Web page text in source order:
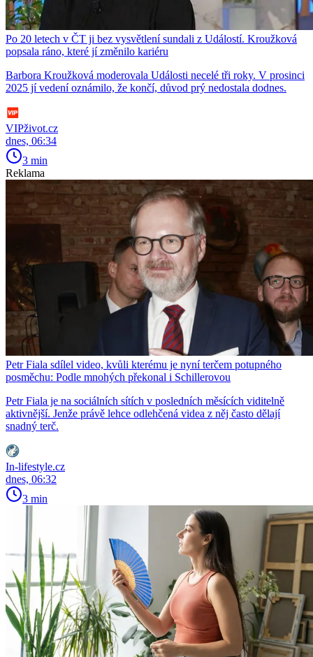
Po 20 letech v ČT ji bez vysvětlení sundali z Událostí. Kroužková
popsala ráno, které jí změnilo kariéru
Barbora Kroužková moderovala Události necelé tři roky. V prosinci
2025 jí vedení oznámilo, že končí, důvod prý nedostala dodnes.
VIPživot.cz
dnes, 06:34
3 min
Reklama
Petr Fiala sdílel video, kvůli kterému je nyní terčem potupného
posměchu: Podle mnohých překonal i Schillerovou
Petr Fiala je na sociálních sítích v posledních měsících viditelně
aktivnější. Jenže právě lehce odlehčená videa z něj často dělají
snadný terč.
In-lifestyle.cz
dnes, 06:32
3 min